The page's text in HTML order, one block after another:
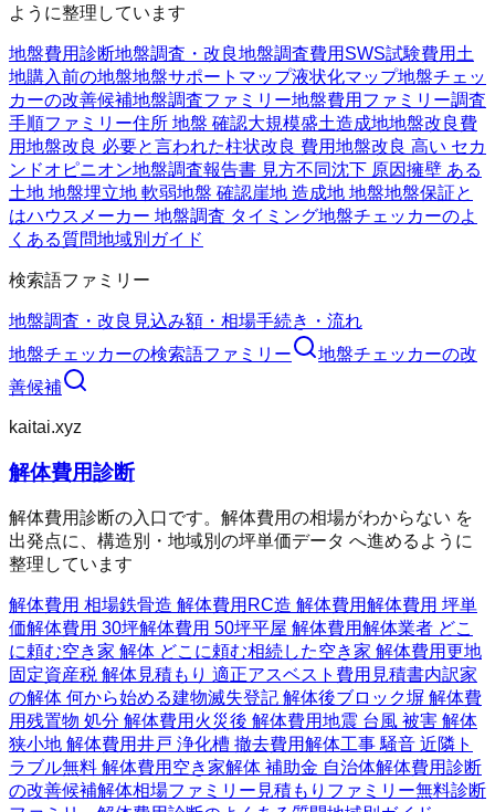
ように整理しています
地盤費用診断地盤調査・改良地盤調査費用 SWS試験費用 土
地購入前の地盤地盤サポートマップ液状化マップ地盤チェッ
カーの改善候補地盤調査ファミリー地盤費用ファミリー調査
手順ファミリー住所 地盤 確認大規模盛土造成地地盤改良費
用地盤改良 必要と言われた柱状改良 費用地盤改良 高い セカ
ンドオピニオン地盤調査報告書 見方不同沈下 原因擁壁 ある
土地 地盤埋立地 軟弱地盤 確認崖地 造成地 地盤地盤保証と
はハウスメーカー 地盤調査 タイミング地盤チェッカーのよ
くある質問地域別ガイド
検索語ファミリー
地盤調査・改良 見込み額・相場手続き・流れ
地盤チェッカーの検索語ファミリー 地盤チェッカーの改
善候補
kaitai.xyz
解体費用診断
解体費用診断の入口です。解体費用の相場がわからない を
出発点に、構造別・地域別の坪単価データ へ進めるように
整理しています
解体費用 相場鉄骨造 解体費用 RC造 解体費用解体費用 坪単
価解体費用 30坪解体費用 50坪平屋 解体費用解体業者 どこ
に頼む空き家 解体 どこに頼む相続した空き家 解体費用更地
固定資産税 解体見積もり 適正アスベスト費用 見積書内訳家
の解体 何から始める建物滅失登記 解体後ブロック塀 解体費
用残置物 処分 解体費用 火災後 解体費用地震 台風 被害 解体
狭小地 解体費用井戸 浄化槽 撤去費用解体工事 騒音 近隣ト
ラブル無料 解体費用 空き家解体 補助金 自治体解体費用診断
の改善候補解体相場ファミリー 見積もりファミリー無料診断